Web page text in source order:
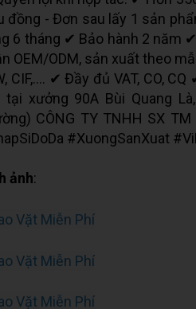
đồng - Đơn sau lấy 1 sản
6 tháng ✔ Bảo hành 2 năm ✔
OEM/ODM, sản xuất theo
CIF,.... ✔ Đầy đủ VAT, CO,
tại xưởng 90A Bùi Quang
CÔNG TY TNHH SX TM
#XuongSanXuat
ảnh: